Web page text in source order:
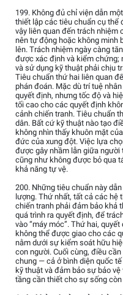
199. Không đủ chỉ viện dẫn
thiết lập các tiêu chuẩn cụ thể
vậy liên quan đến trách nhiệm
nên tự động hoặc không minh
lên. Trách nhiệm ngày càng
được xác định và kiểm chứng;
và sử dụng kỹ thuật phải chịu
Tiêu chuẩn thứ hai liên quan
phán đoán. Mặc dù trí tuệ
quyết định, nhưng tốc độ và
tối cao cho các quyết định
cảnh chiến tranh. Tiêu chuẩn
dân. Bất cứ kỹ thuật nào tạo
không nhìn thấy khuôn mặt
đức của xung đột. Việc lựa
được gây nhầm lẫn giữa người
cũng như không được bỏ qua
khả năng tự vệ.
200. Những tiêu chuẩn này
lượng. Thứ nhất, tất cả các hệ
chiến tranh phải đảm bảo khả
quá trình ra quyết định, để
vào “máy móc”. Thứ hai,
không thể được giao cho các
nằm dưới sự kiểm soát hữu
con người. Cuối cùng, điều
chung — cả ở bình diện quốc
kỹ thuật và đảm bảo sự bảo
tầng cần thiết cho sự sống còn